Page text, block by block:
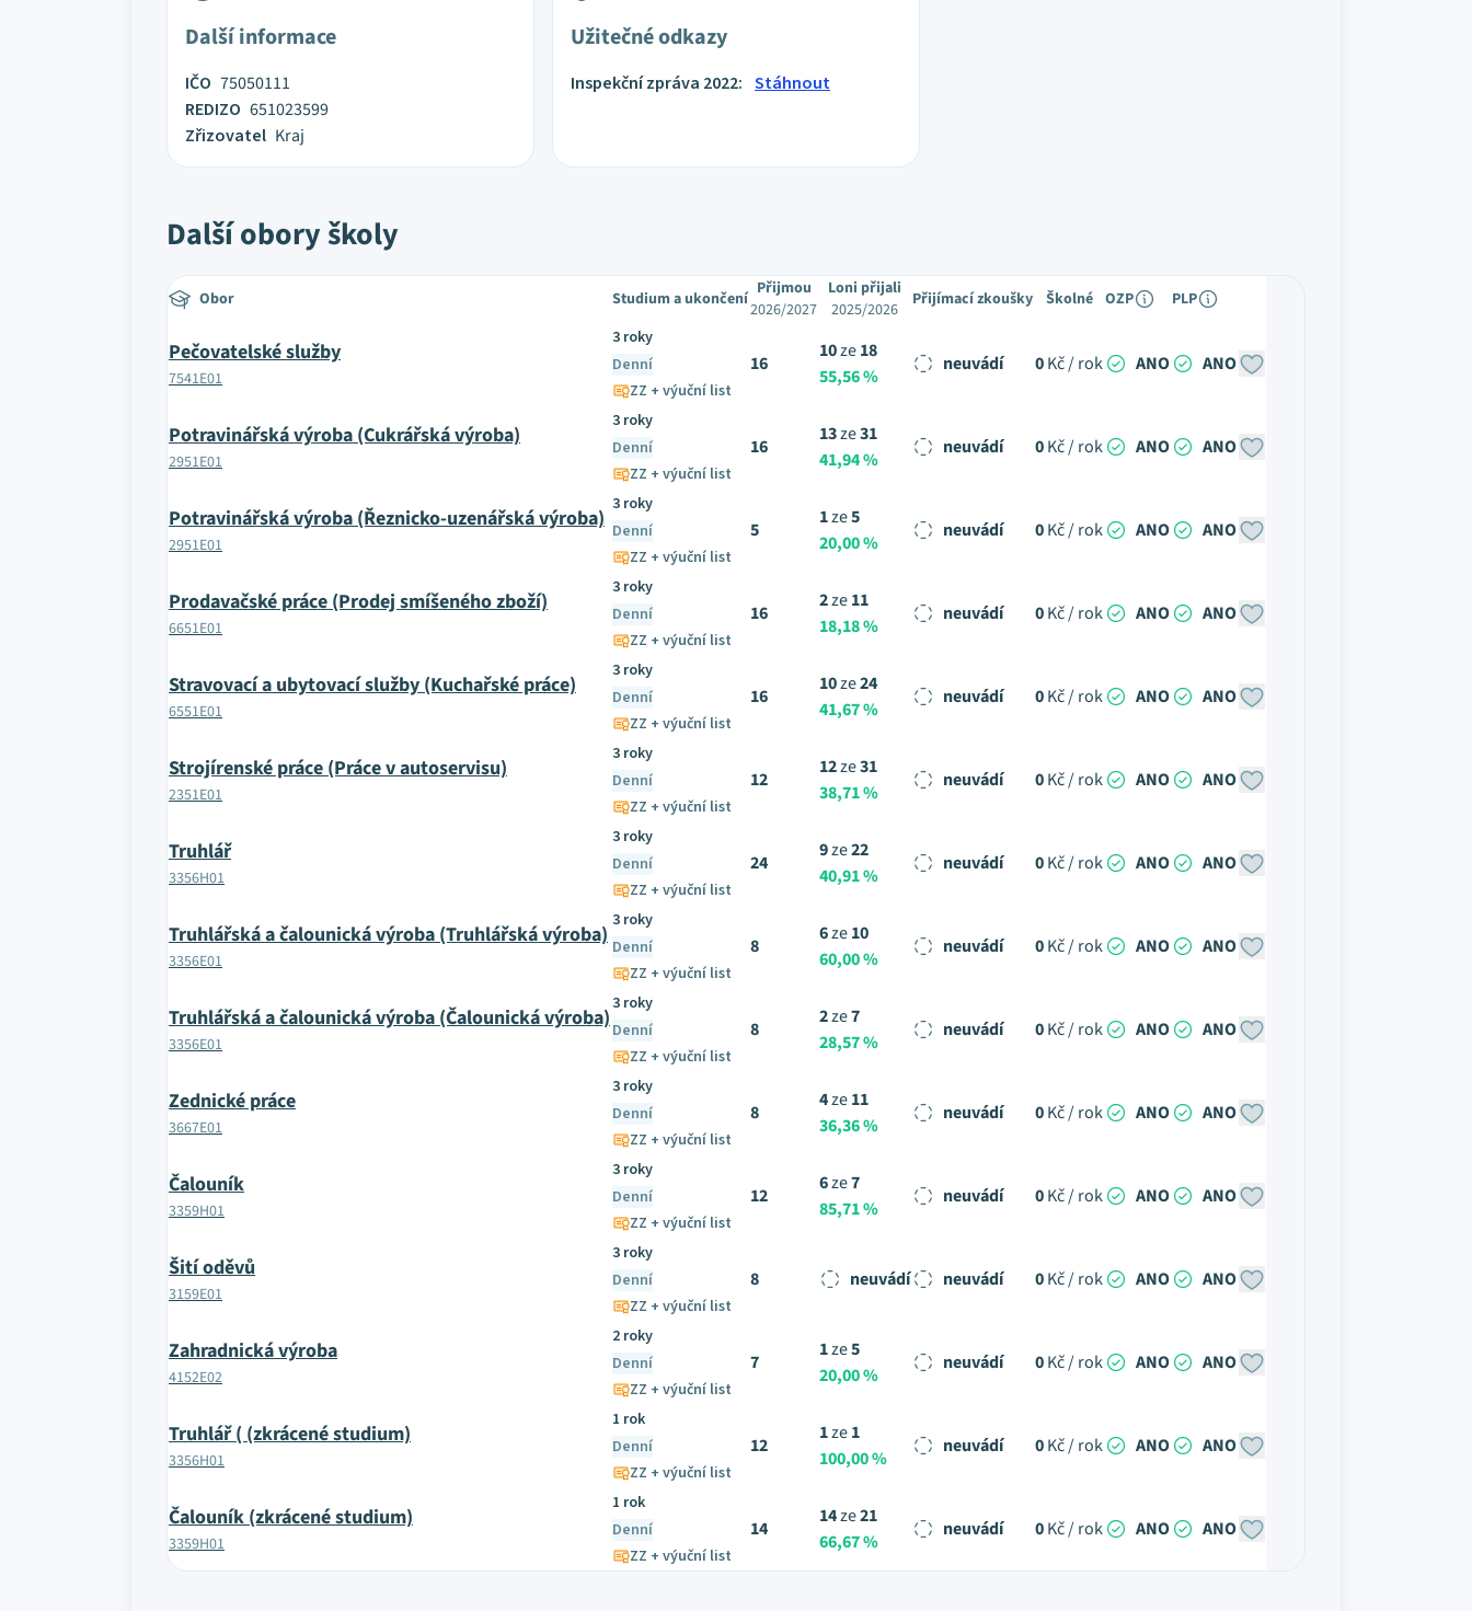
Další informace
IČO 75050111
REDIZO 651023599
Zřizovatel Kraj
Užitečné odkazy
Inspekční zpráva 2022: Stáhnout
Další obory školy
Obor Studium a ukončení Přijmou
2026/2027
Loni přijali
2025/2026
Přijímací zkoušky Školné OZP PLP
Pečovatelské služby
7541E01
3 roky
Denní
ZZ + výuční list
16
10ze18
55,56 %
neuvádí 0Kč / rok ANO ANO
Potravinářská výroba (Cukrářská výroba)
2951E01
3 roky
Denní
ZZ + výuční list
16
13ze31
41,94 %
neuvádí 0Kč / rok ANO ANO
Potravinářská výroba (Řeznicko-uzenářská výroba)
2951E01
3 roky
Denní
ZZ + výuční list
5
1ze5
20,00 %
neuvádí 0Kč / rok ANO ANO
Prodavačské práce (Prodej smíšeného zboží)
6651E01
3 roky
Denní
ZZ + výuční list
16
2ze11
18,18 %
neuvádí 0Kč / rok ANO ANO
Stravovací a ubytovací služby (Kuchařské práce)
6551E01
3 roky
Denní
ZZ + výuční list
16
10ze24
41,67 %
neuvádí 0Kč / rok ANO ANO
Strojírenské práce (Práce v autoservisu)
2351E01
3 roky
Denní
ZZ + výuční list
12
12ze31
38,71 %
neuvádí 0Kč / rok ANO ANO
Truhlář
3356H01
3 roky
Denní
ZZ + výuční list
24
9ze22
40,91 %
neuvádí 0Kč / rok ANO ANO
Truhlářská a čalounická výroba (Truhlářská výroba)
3356E01
3 roky
Denní
ZZ + výuční list
8
6ze10
60,00 %
neuvádí 0Kč / rok ANO ANO
Truhlářská a čalounická výroba (Čalounická výroba)
3356E01
3 roky
Denní
ZZ + výuční list
8
2ze7
28,57 %
neuvádí 0Kč / rok ANO ANO
Zednické práce
3667E01
3 roky
Denní
ZZ + výuční list
8
4ze11
36,36 %
neuvádí 0Kč / rok ANO ANO
Čalouník
3359H01
3 roky
Denní
ZZ + výuční list
12
6ze7
85,71 %
neuvádí 0Kč / rok ANO ANO
Šití oděvů
3159E01
3 roky
Denní
ZZ + výuční list
8 neuvádí neuvádí 0Kč / rok ANO ANO
Zahradnická výroba
4152E02
2 roky
Denní
ZZ + výuční list
7
1ze5
20,00 %
neuvádí 0Kč / rok ANO ANO
Truhlář ( (zkrácené studium)
3356H01
1 rok
Denní
ZZ + výuční list
12
1ze1
100,00 %
neuvádí 0Kč / rok ANO ANO
Čalouník (zkrácené studium)
3359H01
1 rok
Denní
ZZ + výuční list
14
14ze21
66,67 %
neuvádí 0Kč / rok ANO ANO